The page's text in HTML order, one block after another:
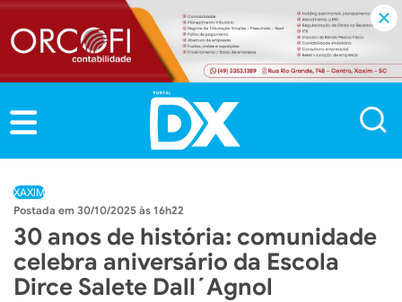
XAXIM
30/10/2025 às 16h22
30 anos de história: comunidade
celebra aniversário da Escola
Dirce Salete Dall´Agnol